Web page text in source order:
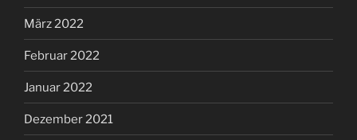
März 2022
Februar 2022
Januar 2022
Dezember 2021